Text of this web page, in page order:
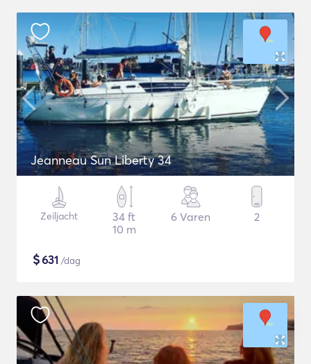
Jeanneau Sun Liberty 34
Zeiljacht
34 ft
10 m
6 Varen 2
$631 /dag